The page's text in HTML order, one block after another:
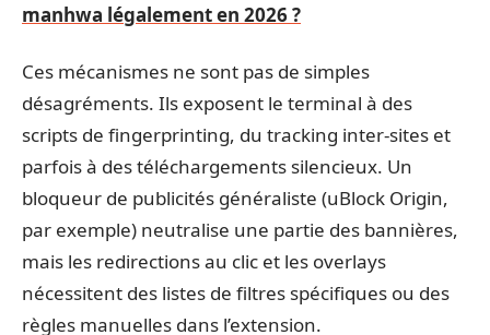
manhwa légalement en 2026 ?
Ces mécanismes ne sont pas de simples
désagréments. Ils exposent le terminal à des
scripts de fingerprinting, du tracking inter-sites et
parfois à des téléchargements silencieux. Un
bloqueur de publicités généraliste (uBlock Origin,
par exemple) neutralise une partie des bannières,
mais les redirections au clic et les overlays
nécessitent des listes de filtres spécifiques ou des
règles manuelles dans l’extension.